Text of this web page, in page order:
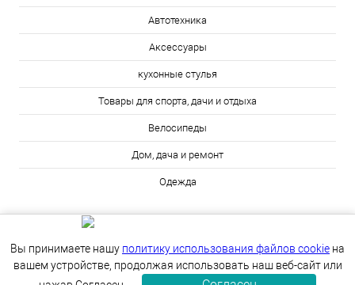
Автотехника
Аксессуары
кухонные стулья
Товары для спорта, дачи и отдыха
Велосипеды
Дом, дача и ремонт
Одежда
Вы принимаете нашу политику использования файлов cookie на
вашем устройстве, продолжая использовать наш веб-сайт или